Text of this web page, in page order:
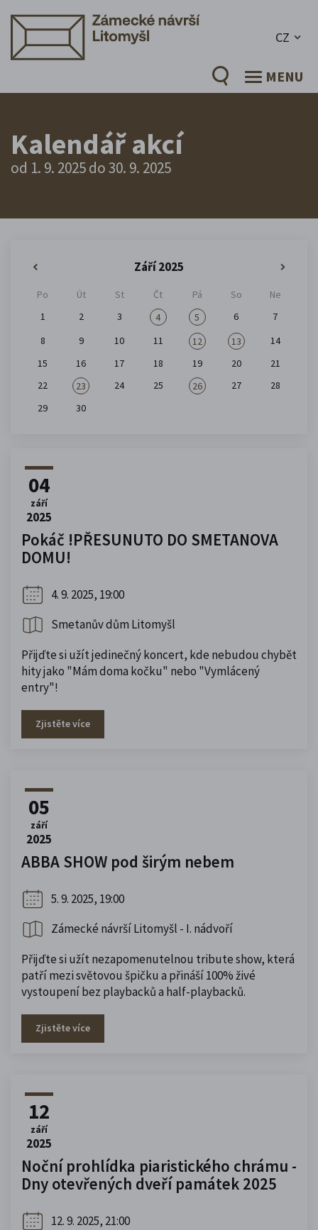
CZ
MENU
Kalendář akcí
od 1. 9. 2025 do 30. 9. 2025
Září 2025
Po Út St Čt Pá So
Ne
1
2 3 4 5 6
7
8
9 10 11 12 13
14
15
16 17 18 19 20
21
22
23 24 25 26 27
28
29
30
04
září
2025
Pokáč !PŘESUNUTO DO SMETANOVA
DOMU!
4. 9. 2025, 19:00
Smetanův dům Litomyšl
Přijďte si užít jedinečný koncert, kde nebudou chybět
hity jako "Mám doma kočku" nebo "Vymlácený
entry"!
Zjistěte více
05
září
2025
ABBA SHOW pod širým nebem
5. 9. 2025, 19:00
Zámecké návrší Litomyšl - I. nádvoří
Přijďte si užít nezapomenutelnou tribute show, která
patří mezi světovou špičku a přináší 100% živé
vystoupení bez playbacků a half-playbacků.
Zjistěte více
12
září
2025
Noční prohlídka piaristického chrámu -
Dny otevřených dveří památek 2025
12. 9. 2025, 21:00